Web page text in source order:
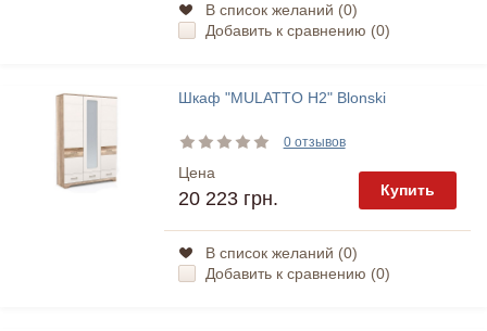
В список желаний (0)
Добавить к сравнению (0)
Шкаф "MULATTO H2" Blonski
0 отзывов
Цена
20 223 грн. Купить
В список желаний (0)
Добавить к сравнению (0)